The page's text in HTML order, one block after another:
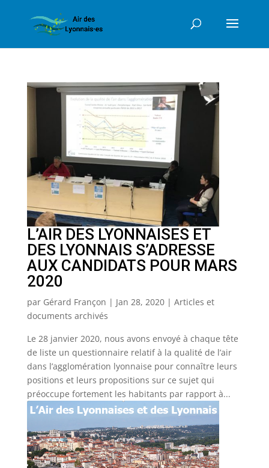
L’AIR DES LYONNAISES ET
DES LYONNAIS S’ADRESSE
AUX CANDIDATS POUR MARS
2020
par Gérard Françon | Jan 28, 2020| Articles et
documents archivés
Le 28 janvier 2020, nous avons envoyé à chaque tête
de liste un questionnaire relatif à la qualité de l’air
dans l’agglomération lyonnaise pour connaître leurs
positions et leurs propositions sur ce sujet qui
préoccupe fortement les habitants par rapport à...